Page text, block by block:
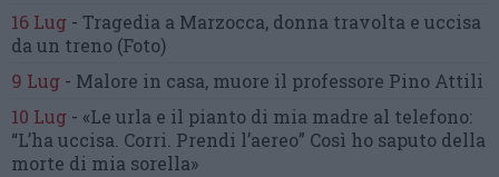
16 Lug - Tragedia a Marzocca, donna travolta e uccisa
da un treno (Foto)
9 Lug - Malore in casa, muore il professore Pino Attili
10 Lug - «Le urla e il pianto di mia madre al telefono:
“L’ha uccisa. Corri. Prendi l’aereo” Così ho saputo della
morte di mia sorella»